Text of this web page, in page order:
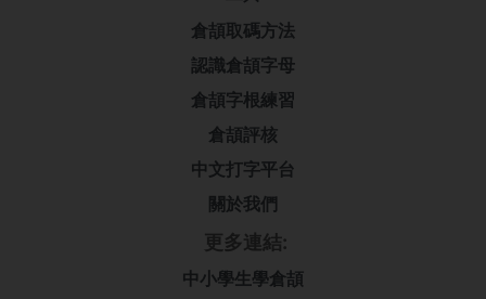
倉頡取碼方法
認識倉頡字母
倉頡字根練習
倉頡評核
中文打字平台
關於我們
更多連結:
中小學生學倉頡